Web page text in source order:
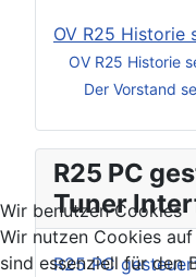
OV R25 Historie
OV R25 Historie
Der Vorstand
R25 PC
Tuner
R25 PC
Wir benutzen Cookies
Wir nutzen Cookies
sind essenziell für den